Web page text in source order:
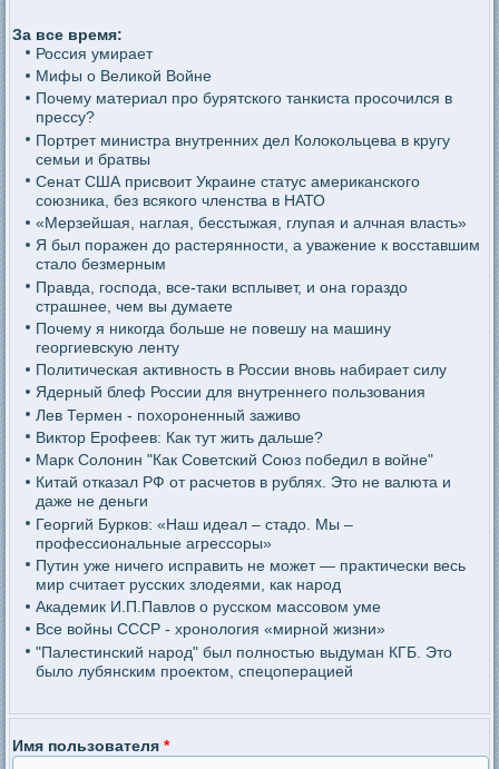
За все время:
Россия умирает
Мифы о Великой Войне
Почему материал про бурятского танкиста просочился в
прессу?
Портрет министра внутренних дел Колокольцева в кругу
семьи и братвы
Сенат США присвоит Украине статус американского
союзника, без всякого членства в НАТО
«Мерзейшая, наглая, бесстыжая, глупая и алчная власть»
Я был поражен до растерянности, а уважение к восставшим
стало безмерным
Правда, господа, все-таки всплывет, и она гораздо
страшнее, чем вы думаете
Почему я никогда больше не повешу на машину
георгиевскую ленту
Политическая активность в России вновь набирает силу
Ядерный блеф России для внутреннего пользования
Лев Термен - похороненный заживо
Виктор Ерофеев: Как тут жить дальше?
Марк Солонин "Как Советский Союз победил в войне"
Китай отказал РФ от расчетов в рублях. Это не валюта и
даже не деньги
Георгий Бурков: «Наш идеал – стадо. Мы –
профессиональные агрессоры»
Путин уже ничего исправить не может — практически весь
мир считает русских злодеями, как народ
Академик И.П.Павлов о русском массовом уме
Все войны СССР - хронология «мирной жизни»
"Палестинский народ" был полностью выдуман КГБ. Это
было лубянским проектом, спецоперацией
Имя пользователя*